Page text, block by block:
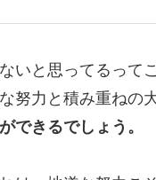
と思ってるってこ
努力と積み重ねの
できるでしょう。